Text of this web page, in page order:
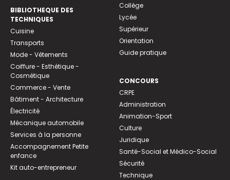
BIBLIOTHEQUE DES
TECHNIQUES
Cuisine
Transports
Mode - Vêtements
Coiffure - Esthétique -
Cosmétique
Commerce - Vente
Bâtiment - Architecture
Électricité
Mécanique automobile
Services à la personne
Accompagnement Petite
enfance
Kit auto-entrepreneur
Collège
Lycée
Supérieur
Orientation
Guide pratique
CONCOURS
CRPE
Administration
Animation-Sport
Culture
Juridique
Santé-Social et Médico-Social
Sécurité
Technique